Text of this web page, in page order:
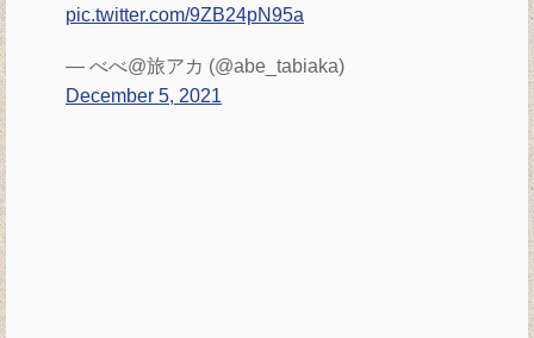
pic.twitter.com/9ZB24pN95a
— べべ@旅アカ (@abe_tabiaka)
December 5, 2021